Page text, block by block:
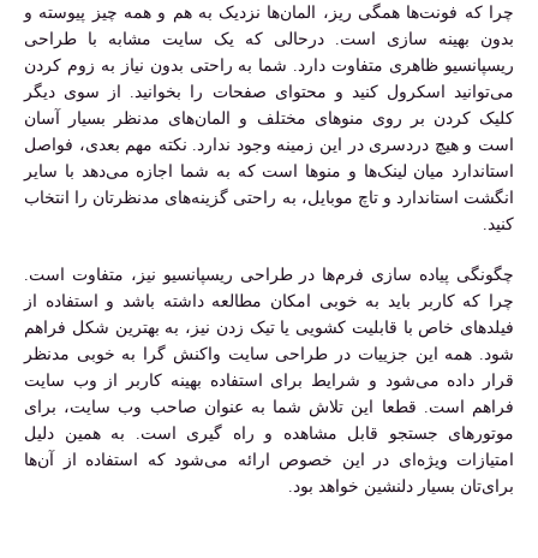
چرا که فونت‌ها همگی ریز، المان‌ها نزدیک به هم و همه چیز پیوسته و
بدون بهینه سازی است. درحالی که یک سایت مشابه با طراحی
ریسپانسیو ظاهری متفاوت دارد. شما به راحتی بدون نیاز به زوم کردن
می‌توانید اسکرول کنید و محتوای صفحات را بخوانید. از سوی دیگر
کلیک کردن بر روی منوهای مختلف و المان‌های مدنظر بسیار آسان
است و هیچ دردسری در این زمینه وجود ندارد. نکته مهم بعدی، فواصل
استاندارد میان لینک‌ها و منوها است که به شما اجازه می‌دهد با سایر
انگشت استاندارد و تاچ موبایل، به راحتی گزینه‌های مدنظرتان را انتخاب
کنید.
چگونگی پیاده سازی فرم‌ها در طراحی ریسپانسیو نیز، متفاوت است.
چرا که کاربر باید به خوبی امکان مطالعه داشته باشد و استفاده از
فیلدهای خاص با قابلیت کشویی یا تیک زدن نیز، به بهترین شکل فراهم
شود. همه این جزییات در طراحی سایت واکنش گرا به خوبی مدنظر
قرار داده می‌شود و شرایط برای استفاده بهینه کاربر از وب سایت
فراهم است. قطعا این تلاش شما به عنوان صاحب وب سایت، برای
موتورهای جستجو قابل مشاهده و راه گیری است. به همین دلیل
امتیازات ویژه‌ای در این خصوص ارائه می‌شود که استفاده از آن‌ها
برای‌تان بسیار دلنشین خواهد بود.